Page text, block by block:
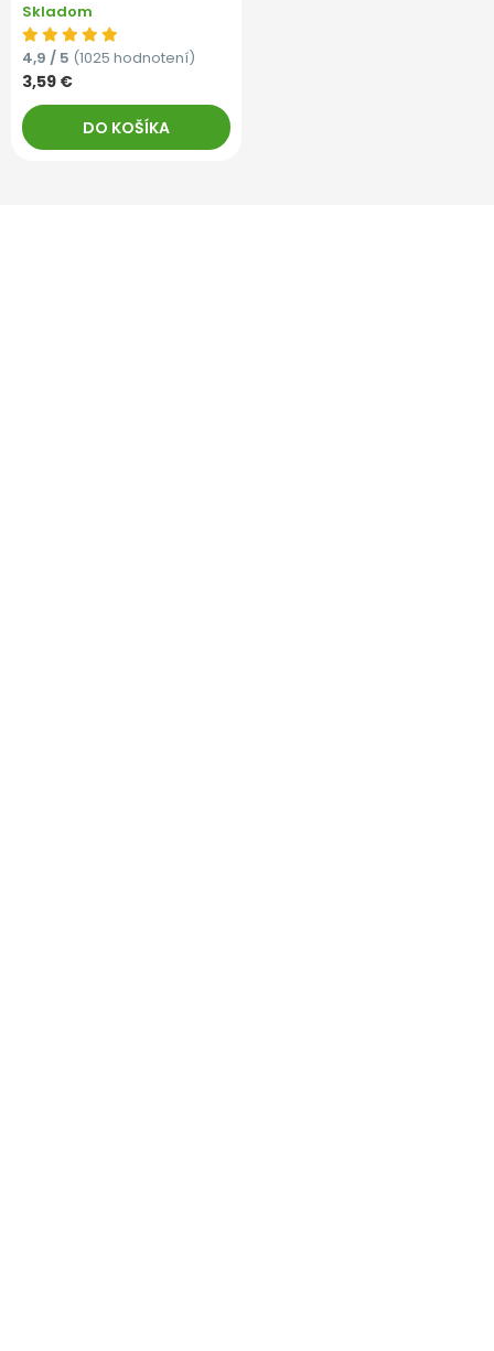
Skladom
4,9 / 5 (1025 hodnotení)
3,59 €
DO KOŠÍKA